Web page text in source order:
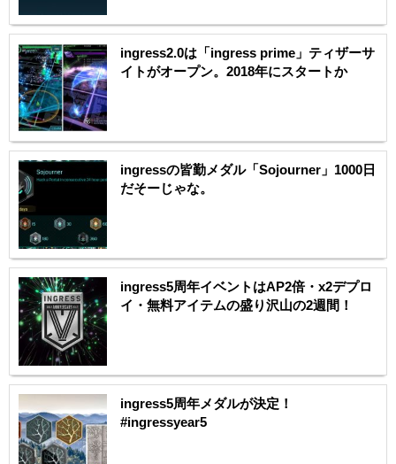
ingress2.0は「ingress prime」ティザーサ
イトがオープン。2018年にスタートか
ingressの皆勤メダル「Sojourner」1000日
だそーじゃな。
ingress5周年イベントはAP2倍・x2デプロ
イ・無料アイテムの盛り沢山の2週間！
ingress5周年メダルが決定！
#ingressyear5